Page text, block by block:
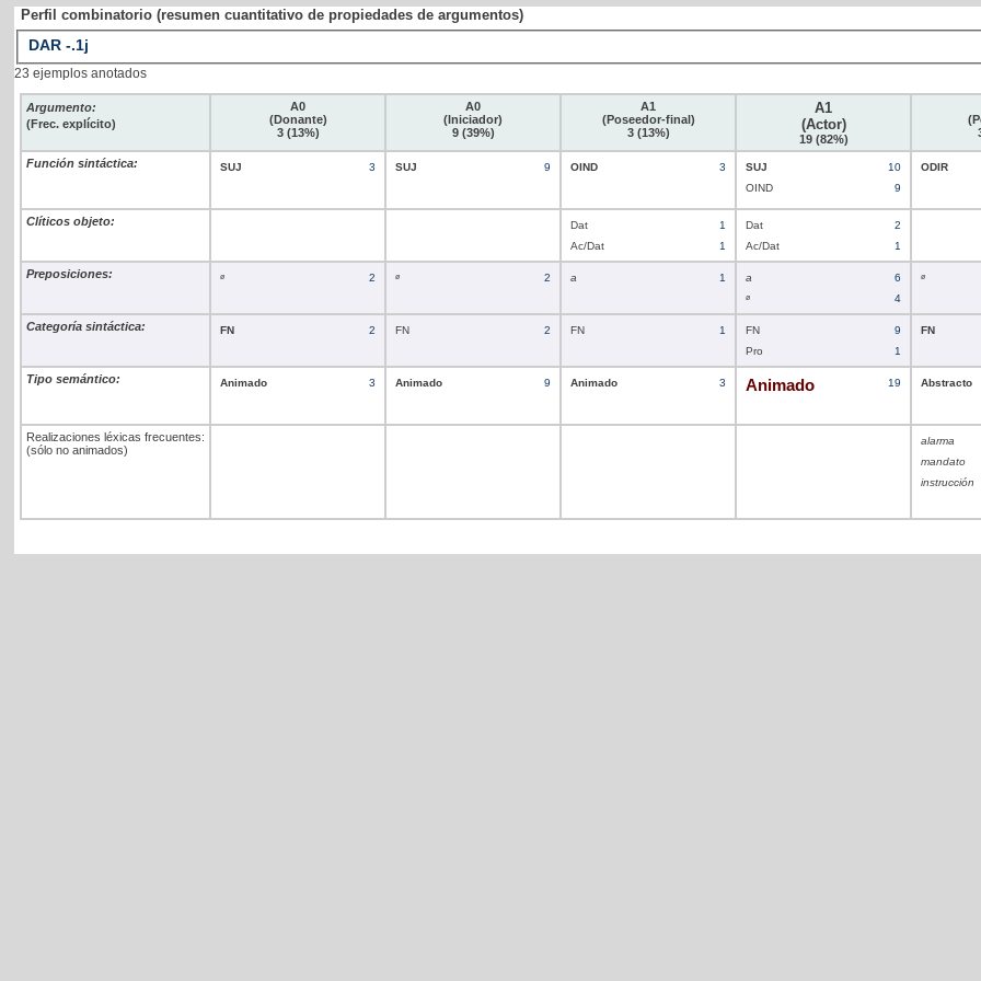
Perfil combinatorio (resumen cuantitativo de propiedades de argumentos)
DAR -.1j
23 ejemplos anotados
Argumento:
(Frec. explícito)
A0
(Donante)
3 (13%)
A0
(Iniciador)
9 (39%)
A1
(Poseedor-final)
3 (13%)
A1
(Actor)
19 (82%)
Función sintáctica:
SUJ 3 SUJ 9 OIND 3 SUJ
10
OIND
9
ODIR
Clíticos objeto: Dat
1
Ac/Dat
1
Dat
2
Ac/Dat
1
Preposiciones: ø 2 ø 2 a 1 a 6
ø 4
ø
Categoría sintáctica: FN 2 FN 2 FN 1 FN
9
Pro
1
FN
Tipo semántico: Animado 3 Animado 9 Animado 3 Animado 19 Abstracto
Realizaciones léxicas frecuentes:
(sólo no animados)
alarma
mandato
instrucción